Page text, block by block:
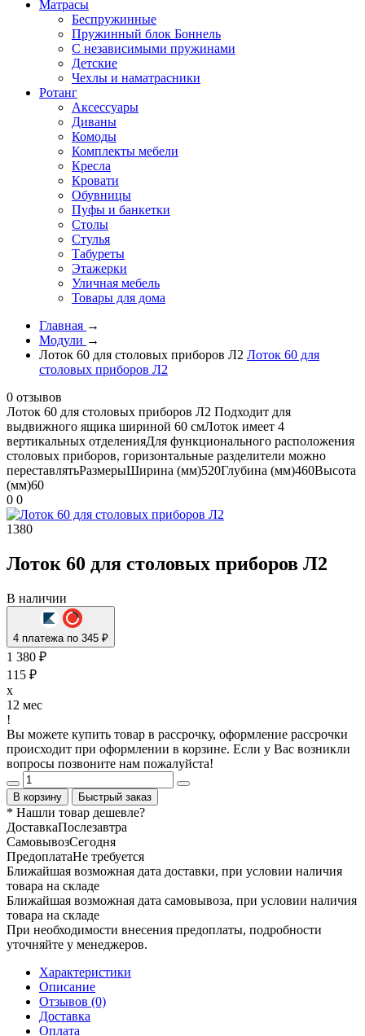
Матрасы
Беспружинные
Пружинный блок Боннель
С независимыми пружинами
Детские
Чехлы и наматрасники
Ротанг
Аксессуары
Диваны
Комоды
Комплекты мебели
Кресла
Кровати
Обувницы
Пуфы и банкетки
Столы
Стулья
Табуреты
Этажерки
Уличная мебель
Товары для дома
Главная →
Модули →
Лоток 60 для столовых приборов Л2 Лоток 60 для
столовых приборов Л2
0 отзывов
Лоток 60 для столовых приборов Л2 Подходит для
выдвижного ящика шириной 60 смЛоток имеет 4
вертикальных отделенияДля функционального расположения
столовых приборов, горизонтальные разделители можно
переставлятьРазмерыШирина (мм)520Глубина (мм)460Высота
(мм)60
0 0
1380
Лоток 60 для столовых приборов Л2
В наличии
4 платежа по 345 ₽
1 380 ₽
115 ₽
x
12 мес
!
Вы можете купить товар в рассрочку, оформление рассрочки
происходит при оформлении в корзине. Если у Вас возникли
вопросы позвоните нам пожалуйста!
В корзину Быстрый заказ
* Нашли товар дешевле?
ДоставкаПослезавтра
СамовывозСегодня
ПредоплатаНе требуется
Ближайшая возможная дата доставки, при условии наличия
товара на складе
Ближайшая возможная дата самовывоза, при условии наличия
товара на складе
При необходимости внесения предоплаты, подробности
уточняйте у менеджеров.
Характеристики
Описание
Отзывов (0)
Доставка
Оплата